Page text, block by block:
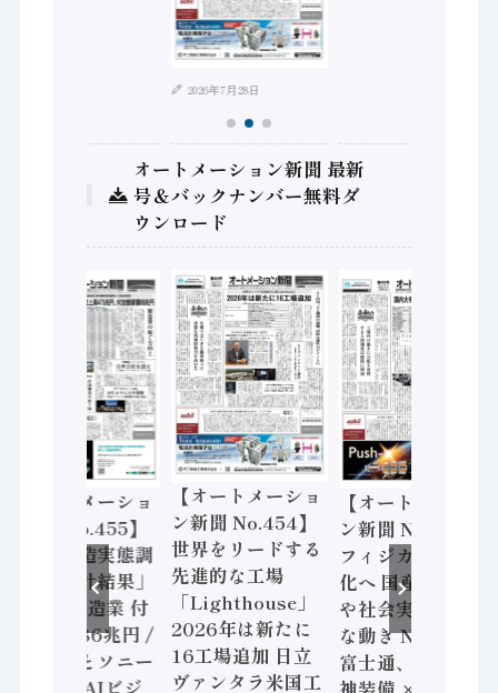
2026年7月28日
オートメーション新聞 最新
号＆バックナンバー無料ダ
ウンロード
【オートメーショ
ン新聞 No.455】
「経済構造実態調
査二次集計結果」
2024年製造業 付
加価値額86兆円 /
三菱電機とソニー
セミコン AIビジ
【オートメーショ
ン新聞 No.454】
世界をリードする
先進的な工場
「Lighthouse」
2026年は新たに
16工場追加 日立
ヴァンタラ米国工
【オートメーショ
ン新聞 No.453】
フィジカルAI本格
化へ 国産AI開発
や社会実装に活発
な動き Noetra、
富士通、日立 / 兵